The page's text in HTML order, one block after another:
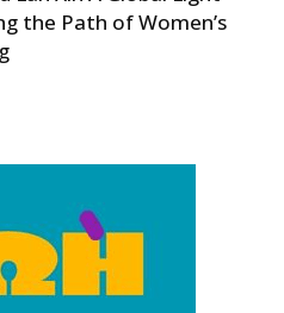
the Path of Women’s